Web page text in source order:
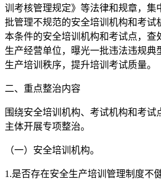
训考核管理规定》等法律和规章，集
批管理不规范的安全培训机构和考试
本条件的安全培训机构和考试点，查
生产经营单位，曝光一批违法违规典
生产培训秩序，提升培训考试质量。
二、重点整治内容
围绕安全培训机构、考试机构和考试
主体开展专项整治。
（一）安全培训机构。
1.是否存在安全生产培训管理制度不